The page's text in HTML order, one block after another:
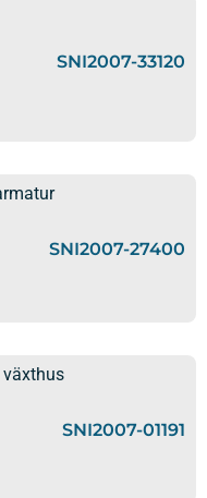
SNI2007-33120
SNI2007-27400
växthus
SNI2007-01191